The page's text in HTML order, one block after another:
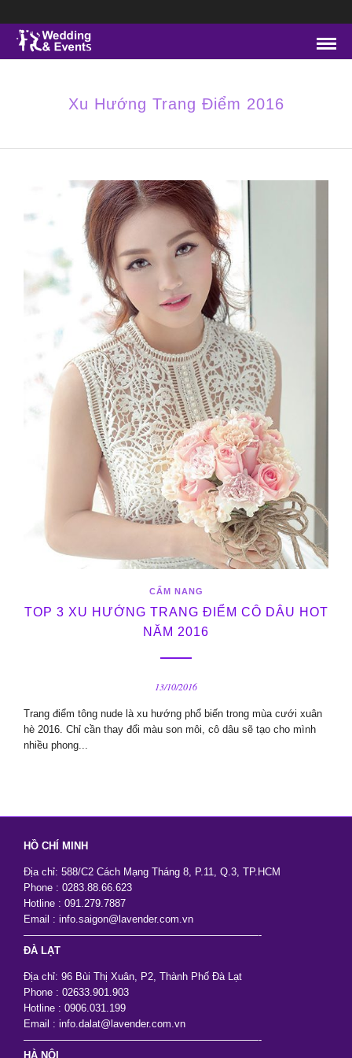
Xu Hướng Trang Điểm 2016
CẨM NANG
TOP 3 XU HƯỚNG TRANG ĐIỂM CÔ DÂU HOT
NĂM 2016
13/10/2016
Trang điểm tông nude là xu hướng phổ biến trong mùa cưới xuân
hè 2016. Chỉ cần thay đổi màu son môi, cô dâu sẽ tạo cho mình
nhiều phong...
HỒ CHÍ MINH
Địa chỉ: 588/C2 Cách Mạng Tháng 8, P.11, Q.3, TP.HCM
Phone : 0283.88.66.623
Hotline : 091.279.7887
Email : info.saigon@lavender.com.vn
———————————————————————-
ĐÀ LẠT
Địa chỉ: 96 Bùi Thị Xuân, P2, Thành Phố Đà Lạt
Phone : 02633.901.903
Hotline : 0906.031.199
Email : info.dalat@lavender.com.vn
———————————————————————-
HÀ NỘI